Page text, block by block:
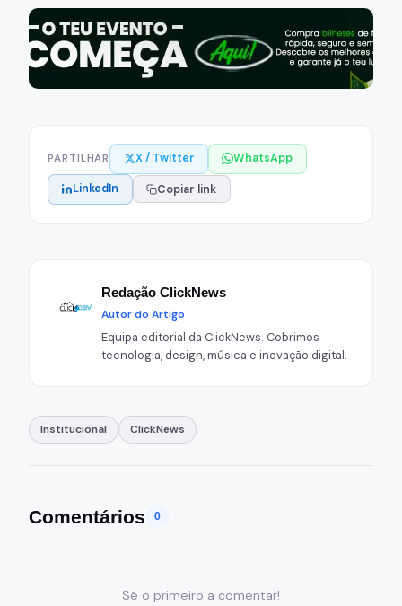
PARTILHAR X / Twitter WhatsApp
LinkedIn Copiar link
Redação ClickNews
Autor do Artigo
Equipa editorial da ClickNews. Cobrimos
tecnologia, design, música e inovação digital.
Institucional ClickNews
Comentários 0
Sê o primeiro a comentar!